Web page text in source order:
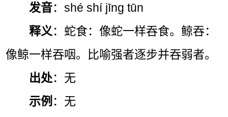
发音：shé shí jīng tūn
释义 ：蛇食：像蛇一样吞食。鲸吞：
像鲸一样吞咽。比喻强者逐步并吞弱者。
出处：无
示例 ：无